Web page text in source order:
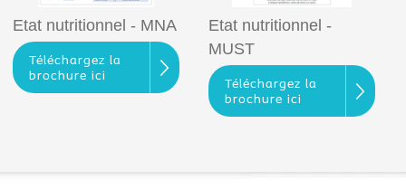
Etat nutritionnel - MNA
Téléchargez la
brochure ici
Etat nutritionnel -
MUST
Téléchargez la
brochure ici